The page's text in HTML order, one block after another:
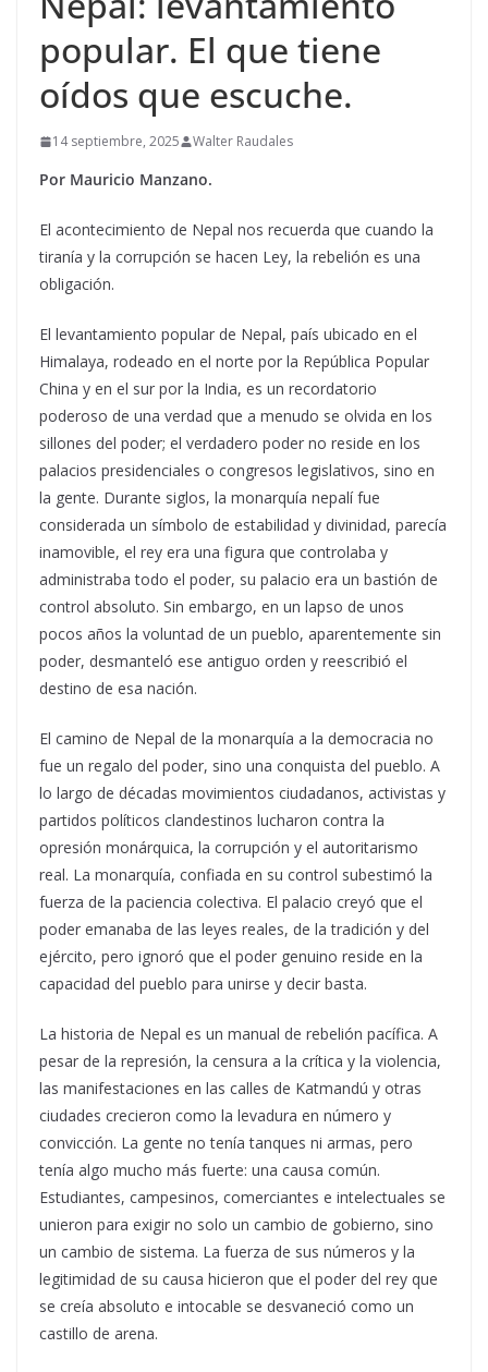
popular. El que tiene
oídos que escuche.
14 septiembre, 2025 Walter Raudales
Por Mauricio Manzano.
El acontecimiento de Nepal nos recuerda que cuando la
tiranía y la corrupción se hacen Ley, la rebelión es una
obligación.
El levantamiento popular de Nepal, país ubicado en el
Himalaya, rodeado en el norte por la República Popular
China y en el sur por la India, es un recordatorio
poderoso de una verdad que a menudo se olvida en los
sillones del poder; el verdadero poder no reside en los
palacios presidenciales o congresos legislativos, sino en
la gente. Durante siglos, la monarquía nepalí fue
considerada un símbolo de estabilidad y divinidad, parecía
inamovible, el rey era una figura que controlaba y
administraba todo el poder, su palacio era un bastión de
control absoluto. Sin embargo, en un lapso de unos
pocos años la voluntad de un pueblo, aparentemente sin
poder, desmanteló ese antiguo orden y reescribió el
destino de esa nación.
El camino de Nepal de la monarquía a la democracia no
fue un regalo del poder, sino una conquista del pueblo. A
lo largo de décadas movimientos ciudadanos, activistas y
partidos políticos clandestinos lucharon contra la
opresión monárquica, la corrupción y el autoritarismo
real. La monarquía, confiada en su control subestimó la
fuerza de la paciencia colectiva. El palacio creyó que el
poder emanaba de las leyes reales, de la tradición y del
ejército, pero ignoró que el poder genuino reside en la
capacidad del pueblo para unirse y decir basta.
La historia de Nepal es un manual de rebelión pacífica. A
pesar de la represión, la censura a la crítica y la violencia,
las manifestaciones en las calles de Katmandú y otras
ciudades crecieron como la levadura en número y
convicción. La gente no tenía tanques ni armas, pero
tenía algo mucho más fuerte: una causa común.
Estudiantes, campesinos, comerciantes e intelectuales se
unieron para exigir no solo un cambio de gobierno, sino
un cambio de sistema. La fuerza de sus números y la
legitimidad de su causa hicieron que el poder del rey que
se creía absoluto e intocable se desvaneció como un
castillo de arena.